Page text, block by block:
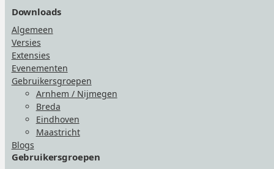
Downloads
Algemeen
Versies
Extensies
Evenementen
Gebruikersgroepen
Arnhem / Nijmegen
Breda
Eindhoven
Maastricht
Blogs
Gebruikersgroepen